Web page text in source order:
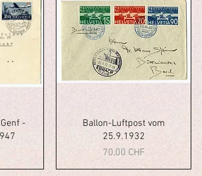
-
Vista rapida
Ballon-Luftpost vom
25.9.1932
Prezzo
70,00 CHF